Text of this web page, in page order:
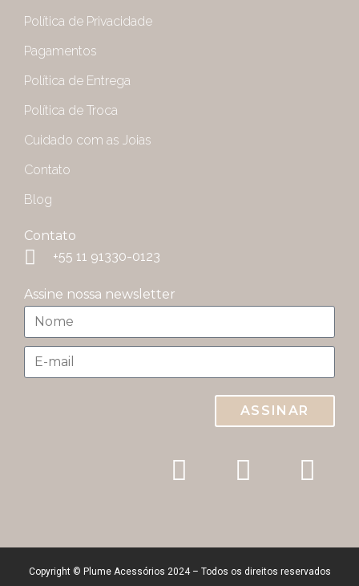
Política de Privacidade
Pagamentos
Política de Entrega
Política de Troca
Cuidado com as Joias
Contato
Blog
Contato
+55 11 91330-0123
Assine nossa newsletter
ASSINAR
Copyright © Plume Acessórios 2024 – Todos os direitos reservados